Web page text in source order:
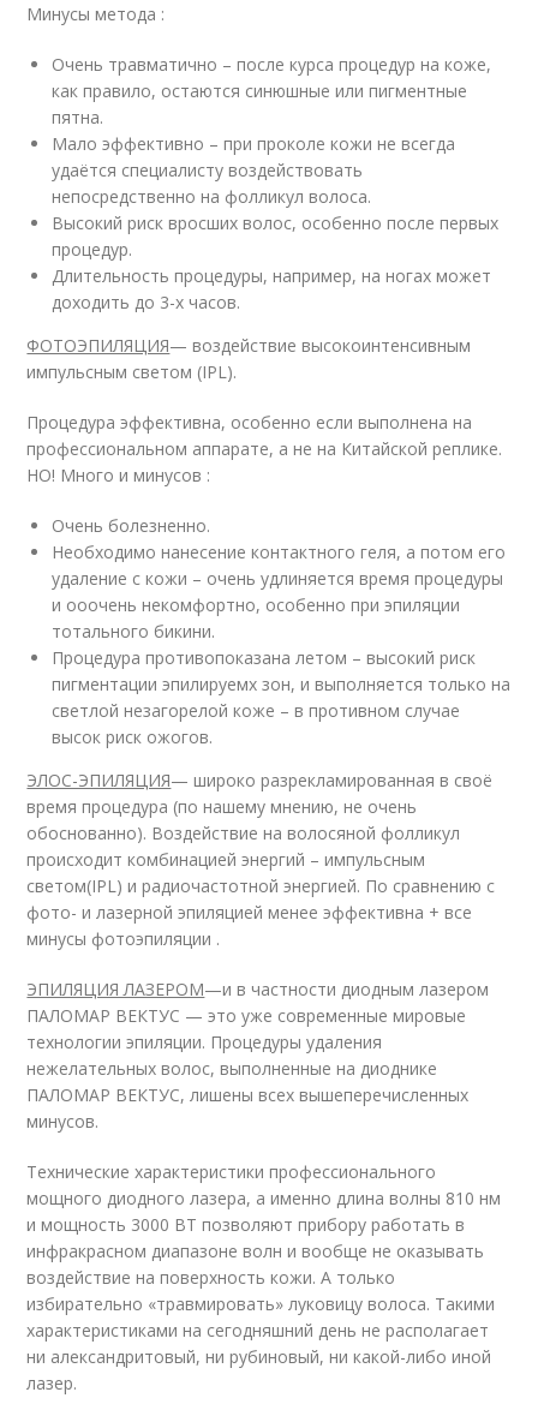
Минусы метода :
Очень травматично – после курса процедур на коже,
как правило, остаются синюшные или пигментные
пятна.
Мало эффективно – при проколе кожи не всегда
удаётся специалисту воздействовать
непосредственно на фолликул волоса.
Высокий риск вросших волос, особенно после первых
процедур.
Длительность процедуры, например, на ногах может
доходить до 3-х часов.
ФОТОЭПИЛЯЦИЯ— воздействие высокоинтенсивным
импульсным светом (IPL).
Процедура эффективна, особенно если выполнена на
профессиональном аппарате, а не на Китайской реплике.
НО! Много и минусов :
Очень болезненно.
Необходимо нанесение контактного геля, а потом его
удаление с кожи – очень удлиняется время процедуры
и ооочень некомфортно, особенно при эпиляции
тотального бикини.
Процедура противопоказана летом – высокий риск
пигментации эпилируемх зон, и выполняется только на
светлой незагорелой коже – в противном случае
высок риск ожогов.
ЭЛОС-ЭПИЛЯЦИЯ— широко разрекламированная в своё
время процедура (по нашему мнению, не очень
обоснованно). Воздействие на волосяной фолликул
происходит комбинацией энергий – импульсным
светом(IPL) и радиочастотной энергией. По сравнению с
фото- и лазерной эпиляцией менее эффективна + все
минусы фотоэпиляции .
ЭПИЛЯЦИЯ ЛАЗЕРОМ—и в частности диодным лазером
ПАЛОМАР ВЕКТУС — это уже современные мировые
технологии эпиляции. Процедуры удаления
нежелательных волос, выполненные на диоднике
ПАЛОМАР ВЕКТУС, лишены всех вышеперечисленных
минусов.
Технические характеристики профессионального
мощного диодного лазера, а именно длина волны 810 нм
и мощность 3000 ВТ позволяют прибору работать в
инфракрасном диапазоне волн и вообще не оказывать
воздействие на поверхность кожи. А только
избирательно «травмировать» луковицу волоса. Такими
характеристиками на сегодняшний день не располагает
ни александритовый, ни рубиновый, ни какой-либо иной
лазер.